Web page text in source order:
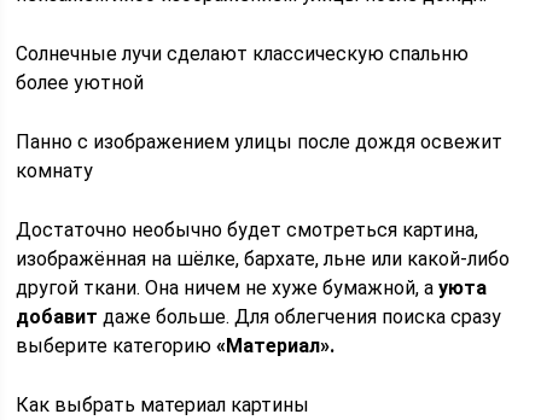
Солнечные лучи сделают классическую спальню
более уютной
Панно с изображением улицы после дождя освежит
комнату
Достаточно необычно будет смотреться картина,
изображённая на шёлке, бархате, льне или какой-либо
другой ткани. Она ничем не хуже бумажной, ауюта
добавит даже больше. Для облегчения поиска сразу
выберите категорию«Материал».
Как выбрать материал картины